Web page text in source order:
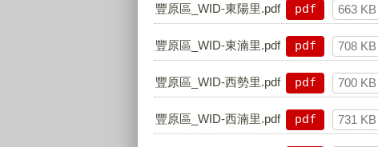
豐原區_WID-東陽里.pdf pdf 663 KB
豐原區_WID-東湳里.pdf pdf 708 KB
豐原區_WID-西勢里.pdf pdf 700 KB
豐原區_WID-西湳里.pdf pdf 731 KB